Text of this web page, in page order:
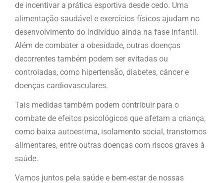
de incentivar a prática esportiva desde cedo. Uma
alimentação saudável e exercícios físicos ajudam no
desenvolvimento do indivíduo ainda na fase infantil.
Além de combater a obesidade, outras doenças
decorrentes também podem ser evitadas ou
controladas, como hipertensão, diabetes, câncer e
doenças cardiovasculares.
Tais medidas também podem contribuir para o
combate de efeitos psicológicos que afetam a criança,
como baixa autoestima, isolamento social, transtornos
alimentares, entre outras doenças com riscos graves à
saúde.
Vamos juntos pela saúde e bem-estar de nossas